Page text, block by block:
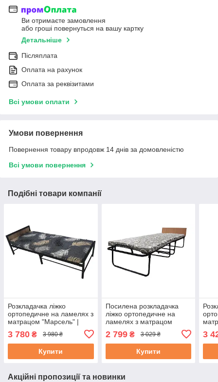
Ви отримаєте замовлення
або гроші повернуться на вашу картку
Детальніше
Післяплата
Оплата на рахунок
Оплата за реквізитами
Всі умови оплати
Умови повернення
Повернення товару впродовж 14 днів за домовленістю
Всі умови повернення
Подібні товари компанії
Розкладачка ліжко
ортопедичне на ламелях з
матрацом "Марсель" |
3 780 ₴ 3 980 ₴
Купити
Посилена розкладачка
ліжко ортопедичне на
ламелях з матрацом
Розкладне ліжко
2 799₴ 3 029 ₴
Купити
3
Акційні пропозиції та новинки